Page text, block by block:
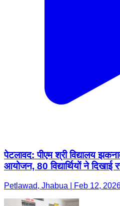
पेटलावद: पीएम श्री विद्यालय
आयोजन, 80 विद्यार्थियों ने दिखाई
Petlawad, Jhabua | Feb 12,